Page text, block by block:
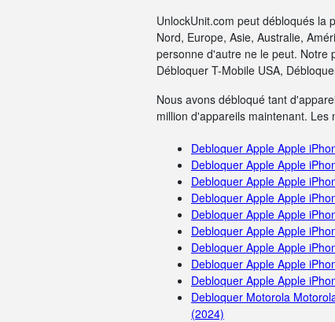
UnlockUnit.com peut débloqués la
Nord, Europe, Asie, Australie,
personne d'autre ne le peut. Notre
Débloquer T-Mobile USA,
Nous avons débloqué tant
million d'appareils maintenant.
Debloquer Apple Apple
Debloquer Apple Apple
Debloquer Apple Apple
Debloquer Apple Apple
Debloquer Apple Apple
Debloquer Apple Apple
Debloquer Apple Apple
Debloquer Apple Apple
Debloquer Apple Apple
Debloquer Motorola
(2024)